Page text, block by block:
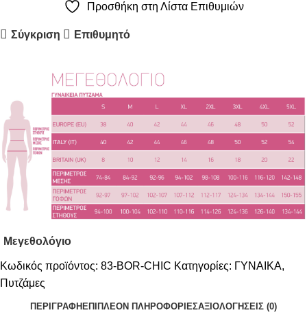
Προσθήκη στη Λίστα Επιθυμιών
Σύγκριση Επιθυμητό
Μεγεθολόγιο
Κωδικός προϊόντος: 83-BOR-CHIC Κατηγορίες: ΓΥΝΑΙΚΑ,
Πυτζάμες
ΠΕΡΙΓΡΑΦΉ ΕΠΙΠΛΈΟΝ ΠΛΗΡΟΦΟΡΊΕΣΑΞΙΟΛΟΓΉΣΕΙΣ (0)